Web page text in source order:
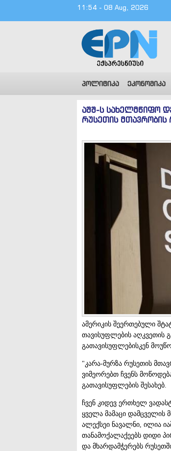
11:54 - 08 Aug, 2026
პოლიტიკა ეკონომიკა
აშშ-ს სახელმწიფო
რუსეთის მთავრობის
ამერიკის შეერთებული
თავისუფლების აღკვეთის
გათავისუფლებისკენ
"კარა-მურზა რუსეთის
ვიმეორებთ ჩვენს
გათავისუფლების შესახებ.
ჩვენ კიდევ ერთხელ
ყველა მამაცი
ალექსეი ნავალნი, ილია
თანამოქალაქეებს დიდი
და მხარდამჭერებს